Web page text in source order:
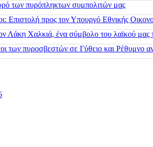
των πυρόπληκτων συμπολιτών μας
Επιστολή προς τον Υπουργό Εθνικής
Λάκη Χαλκιά, ένα σύμβολο του λαϊκού μας
των πυροσβεστών σε Γύθειο και Ρέθυμνο